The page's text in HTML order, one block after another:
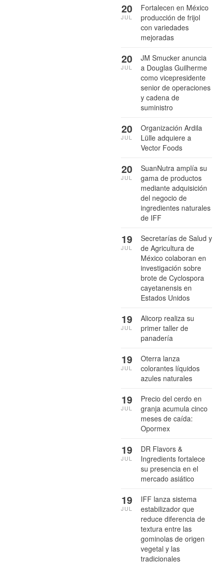
Fortalecen en México
producción de frijol
con variedades
mejoradas
20
JUL
JM Smucker anuncia
a Douglas Guilherme
como vicepresidente
senior de operaciones
y cadena de
suministro
20
JUL
Organización Ardila
Lülle adquiere a
Vector Foods
20
JUL
SuanNutra amplía su
gama de productos
mediante adquisición
del negocio de
ingredientes naturales
de IFF
20
JUL
Secretarías de Salud y
de Agricultura de
México colaboran en
investigación sobre
brote de Cyclospora
cayetanensis en
Estados Unidos
19
JUL
Alicorp realiza su
primer taller de
panadería
19
JUL
Oterra lanza
colorantes líquidos
azules naturales
19
JUL
Precio del cerdo en
granja acumula cinco
meses de caída:
Opormex
19
JUL
DR Flavors &
Ingredients fortalece
su presencia en el
mercado asiático
19
JUL
IFF lanza sistema
estabilizador que
reduce diferencia de
textura entre las
gominolas de origen
vegetal y las
tradicionales
19
JUL